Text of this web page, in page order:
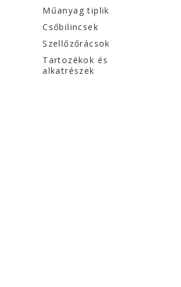
Műanyag tiplik
Csőbilincsek
Szellőzőrácsok
Tartozékok és
alkatrészek